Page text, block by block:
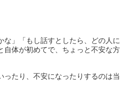
」「もし話すとしたら、どの人
体が初めてで、ちょっと不安な
たり、不安になったりするのは当